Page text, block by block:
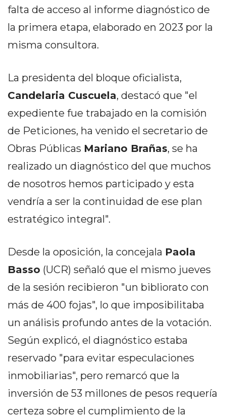
CÓMO ORGANIZAR LOS
PEDIDOS DE DELIVERY
SE TE PIERDA NINGUNO
TÉRMINOS
Y
CONDICIONES
DE
PRIVACIDAD
DIARIO
TAPA
DEL
REPORTERO
DIARIO
DEPORTIVO
DE
MEDIOS
falta de acceso al informe diagnóstico de
la primera etapa, elaborado en 2023 por la
misma consultora.
La presidenta del bloque oficialista,
Candelaria Cuscuela, destacó que "el
expediente fue trabajado en la comisión
de Peticiones, ha venido el secretario de
Obras Públicas Mariano Brañas, se ha
realizado un diagnóstico del que muchos
de nosotros hemos participado y esta
vendría a ser la continuidad de ese plan
estratégico integral".
Desde la oposición, la concejala Paola
Basso (UCR) señaló que el mismo jueves
de la sesión recibieron "un bibliorato con
más de 400 fojas", lo que imposibilitaba
un análisis profundo antes de la votación.
Según explicó, el diagnóstico estaba
reservado "para evitar especulaciones
inmobiliarias", pero remarcó que la
inversión de 53 millones de pesos requería
certeza sobre el cumplimiento de la